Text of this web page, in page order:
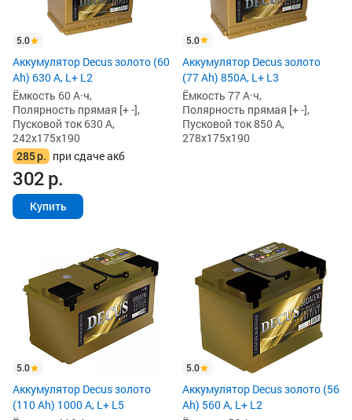
5.0
Аккумулятор Decus золото (60
Ah) 630 А, L+ L2
Ёмкость 60 А·ч,
Полярность прямая [+ -],
Пусковой ток 630 А,
242x175x190
285р. при сдаче акб
302р.
Купить
5.0
Аккумулятор Decus золото
(77 Ah) 850A, L+ L3
Ёмкость 77 А·ч,
Полярность прямая [+ -],
Пусковой ток 850 А,
278x175x190
5.0
Аккумулятор Decus золото
(110 Ah) 1000 А, L+ L5
5.0
Аккумулятор Decus золото (56
Ah) 560 А, L+ L2